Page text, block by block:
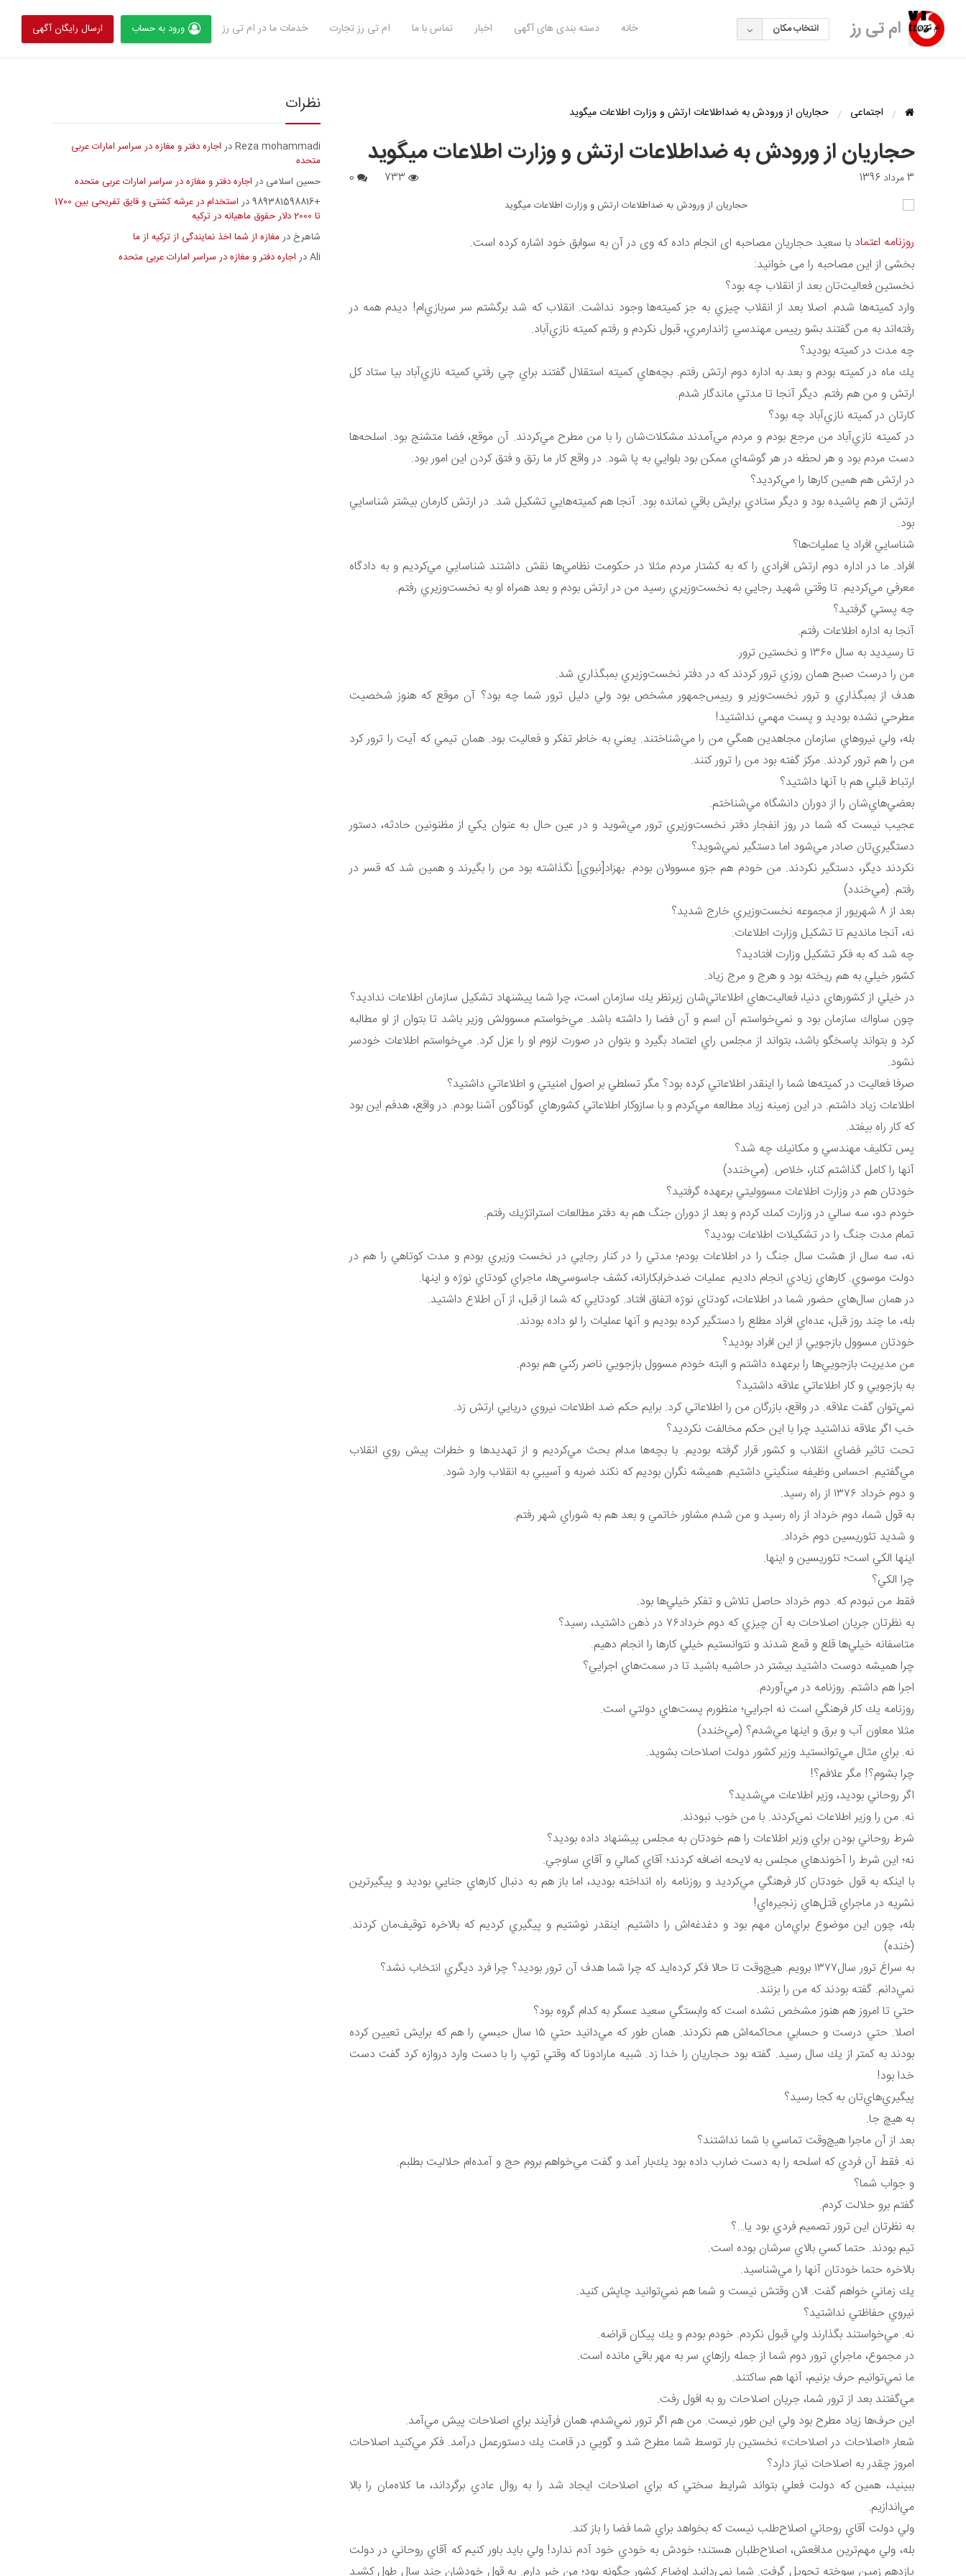
ام تی رز انتخاب مکان خانه دسته بندی های آگهی اخبار تماس با ما ام تی رز تجارت خدمات ما در ام تی رز ورود به حساب ارسال رایگان آگهی
اجتماعی حجاریان از ورودش به ضداطلاعات ارتش و وزارت اطلاعات میگوید
حجاریان از ورودش به ضداطلاعات ارتش و وزارت اطلاعات میگوید
3 مرداد 1396
روزنامه اعتماد با سعید حجاریان مصاحبه ای انجام داده که وی در آن به سوابق خود اشاره کرده است.
بخشی از این مصاحبه را می خوانید:
نخستين فعاليت‌تان بعد از انقلاب چه بود؟
وارد كميته‌ها شدم. اصلا بعد از انقلاب چيزي به جز كميته‌ها وجود نداشت. انقلاب كه شد برگشتم سر سربازي‌ام! ديدم همه در
رفته‌اند به من گفتند بشو رييس مهندسي ژاندارمري، قبول نكردم و رفتم كميته نازي‌آباد.
چه مدت در كميته بوديد؟
يك ماه در كميته بودم و بعد به اداره دوم ارتش رفتم. بچه‌هاي كميته استقلال گفتند براي چي رفتي كميته نازي‌آباد بيا ستاد كل
ارتش و من هم رفتم. ديگر آنجا تا مدتي ماندگار شدم.
كارتان در كميته نازي‌آباد چه بود؟
در كميته نازي‌آباد من مرجع بودم و مردم مي‌آمدند مشكلات‌شان را با من مطرح مي‌كردند. آن موقع، فضا متشنج بود. اسلحه‌ها
دست مردم بود و هر لحظه در هر گوشه‌اي ممكن بود بلوايي به پا شود. در واقع كار ما رتق و فتق كردن اين امور بود.
در ارتش هم همين كارها را مي‌كرديد؟
ارتش از هم پاشيده بود و ديگر ستادي برايش باقي نمانده بود. آنجا هم كميته‌هايي تشكيل شد. در ارتش كارمان بيشتر شناسايي
بود.
شناسايي افراد يا عمليات‌ها؟
افراد. ما در اداره دوم ارتش افرادي را كه به كشتار مردم مثلا در حكومت نظامي‌ها نقش داشتند شناسايي مي‌كرديم و به دادگاه
معرفي مي‌كرديم. تا وقتي شهيد رجايي به نخست‌وزيري رسيد من در ارتش بودم و بعد همراه او به نخست‌وزيري رفتم.
چه پستي گرفتيد؟
آنجا به اداره اطلاعات رفتم.
تا رسيديد به سال ١٣٦٠ و نخستين ترور.
من را درست صبح همان روزي ترور كردند كه در دفتر نخست‌وزيري بمبگذاري شد.
هدف از بمبگذاري و ترور نخست‌‌وزير و رييس‌جمهور مشخص بود ولي دليل ترور شما چه بود؟ آن موقع كه هنوز شخصيت
مطرحي نشده بوديد و پست مهمي نداشتيد!
بله، ولي نيروهاي سازمان مجاهدين همگي من را مي‌شناختند. يعني به خاطر تفكر و فعاليت بود. همان تيمي كه آيت را ترور كرد
من را هم ترور كردند. مركز گفته بود من را ترور كنند.
ارتباط قبلي هم با آنها داشتيد؟
بعضي‌هاي‌شان را از دوران دانشگاه مي‌شناختم.
عجيب نيست كه شما در روز انفجار دفتر نخست‌وزيري ترور مي‌شويد و در عين حال به عنوان يكي از مظنونين حادثه، دستور
دستگيري‌تان صادر مي‌شود اما دستگير نمي‌شويد؟
نكردند ديگر، دستگير نكردند. من خودم هم جزو مسوولان بودم. بهزاد[نبوي] نگذاشته بود من را بگيرند و همين شد كه قسر در
رفتم. (مي‌خندد)
بعد از ٨ شهريور از مجموعه نخست‌وزيري خارج شديد؟
نه، آنجا مانديم تا تشكيل وزارت اطلاعات.
چه شد كه به فكر تشكيل وزارت افتاديد؟
كشور خيلي به هم ريخته بود و هرج و مرج زياد.
در خيلي از كشورهاي دنيا، فعاليت‌هاي اطلاعاتي‌شان زيرنظر يك سازمان است، چرا شما پيشنهاد تشكيل سازمان اطلاعات نداديد؟
چون ساواك سازمان بود و نمي‌خواستم آن اسم و آن فضا را داشته باشد. مي‌خواستم مسوولش وزير باشد تا بتوان از او مطالبه
كرد و بتواند پاسخگو باشد، بتواند از مجلس راي اعتماد بگيرد و بتوان در صورت لزوم او را عزل كرد. مي‌خواستم اطلاعات خودسر
نشود.
صرفا فعاليت در كميته‌ها شما را اينقدر اطلاعاتي كرده بود؟ مگر تسلطي بر اصول امنيتي و اطلاعاتي داشتيد؟
اطلاعات زياد داشتم. در اين زمينه زياد مطالعه مي‌كردم و با سازوكار اطلاعاتي كشورهاي گوناگون آشنا بودم. در واقع، هدفم اين بود
كه كار راه بيفتد.
پس تكليف مهندسي و مكانيك چه شد؟
آنها را كامل گذاشتم كنار، خلاص. (مي‌خندد)
خودتان هم در وزارت اطلاعات مسووليتي برعهده گرفتيد؟
خودم دو، سه سالي در وزارت كمك كردم و بعد از دوران جنگ هم به دفتر مطالعات استراتژيك رفتم.
تمام مدت جنگ را در تشكيلات اطلاعات بوديد؟
نه، سه سال از هشت سال جنگ را در اطلاعات بودم؛ مدتي را در كنار رجايي در نخست وزيري بودم و مدت كوتاهي را هم در
دولت موسوي. كارهاي زيادي انجام داديم. عمليات ضدخرابكارانه، كشف جاسوسي‌ها، ماجراي كودتاي نوژه و اينها.
در همان سال‌هاي حضور شما در اطلاعات، كودتاي نوژه اتفاق افتاد. كودتايي كه شما از قبل، از آن اطلاع داشتيد.
بله، ما چند روز قبل، عده‌اي افراد مطلع را دستگير كرده بوديم و آنها عمليات را لو داده بودند.
خودتان مسوول بازجويي از اين افراد بوديد؟
من مديريت بازجويي‌ها را برعهده داشتم و البته خودم مسوول بازجويي ناصر ركني هم بودم.
به بازجويي و كار اطلاعاتي علاقه داشتيد؟
نمي‌توان گفت علاقه. در واقع، بازرگان من را اطلاعاتي كرد. برايم حكم ضد اطلاعات نيروي دريايي ارتش زد.
خب اگر علاقه نداشتيد چرا با اين حكم مخالفت نكرديد؟
تحت تاثير فضاي انقلاب و كشور قرار گرفته بوديم. با بچه‌ها مدام بحث مي‌كرديم و از تهديدها و خطرات پيش روي انقلاب
مي‌گفتيم. احساس وظيفه سنگيني داشتيم. هميشه نگران بوديم كه نكند ضربه و آسيبي به انقلاب وارد شود.
و دوم خرداد ١٣٧٦ از راه رسيد.
به قول شما، دوم خرداد از راه رسيد و من شدم مشاور خاتمي و بعد هم به شوراي شهر رفتم.
و شديد تئوريسين دوم خرداد.
اينها الكي است؛ تئوريسين و اينها.
چرا الكي؟
فقط من نبودم كه. دوم خرداد حاصل تلاش و تفكر خيلي‌ها بود.
به نظرتان جريان اصلاحات به آن چيزي كه دوم خرداد٧٦ در ذهن داشتيد، رسيد؟
متاسفانه خيلي‌ها قلع و قمع شدند و نتوانستيم خيلي كارها را انجام دهيم.
چرا هميشه دوست داشتيد بيشتر در حاشيه باشيد تا در سمت‌هاي اجرايي؟
اجرا هم داشتم. روزنامه در مي‌آوردم.
روزنامه يك كار فرهنگي است نه اجرايي؛ منظورم پست‌هاي دولتي است.
مثلا معاون آب و برق و اينها مي‌شدم؟ (مي‌خندد)
نه. براي مثال مي‌توانستيد وزير كشور دولت اصلاحات بشويد.
چرا بشوم؟! مگر علافم؟!
اگر روحاني بوديد، وزير اطلاعات مي‌شديد؟
نه. من را وزير اطلاعات نمي‌كردند. با من خوب نبودند.
شرط روحاني بودن براي وزير اطلاعات را هم خودتان به مجلس پيشنهاد داده بوديد؟
نه؛ اين شرط را آخوندهاي مجلس به لايحه اضافه كردند؛ آقاي كمالي و آقاي ساوجي.
با اينكه به قول خودتان كار فرهنگي مي‌كرديد و روزنامه راه انداخته بوديد، اما باز هم به دنبال كارهاي جنايي بوديد و پيگيرترين
نشريه در ماجراي قتل‌هاي زنجيره‌اي!
بله، چون اين موضوع براي‌مان مهم بود و دغدغه‌اش را داشتيم. اينقدر نوشتيم و پيگيري كرديم كه بالاخره توقيف‌مان كردند.
(خنده)
به سراغ ترور سال١٣٧٧ برويم. هيچ‌وقت تا حالا فكر كرده‌ايد كه چرا شما هدف آن ترور بوديد؟ چرا فرد ديگري انتخاب نشد؟
نمي‌دانم. گفته بودند كه من را بزنند.
حتي تا امروز هم هنوز مشخص نشده است كه وابستگي سعيد عسگر به كدام گروه بود؟
اصلا. حتي درست و حسابي محاكمه‌اش هم نكردند. همان طور كه‌ مي‌دانيد حتي ١٥ سال حبسي را هم كه برايش تعيين كرده
بودند به كمتر از يك سال رسيد. گفته بود حجاريان را خدا زد. شبيه مارادونا كه وقتي توپ را با دست وارد دروازه كرد گفت دست
خدا بود!
پيگيري‌هاي‌تان به كجا رسيد؟
به هيچ جا.
بعد از آن ماجرا هيچ‌وقت تماسي با شما نداشتند؟
نه. فقط آن فردي كه اسلحه را به دست ضارب داده بود يك‌بار آمد و گفت مي‌خواهم بروم حج و آمده‌ام حلاليت بطلبم.
و جواب شما؟
گفتم برو حلالت كردم.
به نظرتان اين ترور تصميم فردي بود يا…؟
تيم بودند. حتما كسي بالاي سرشان بوده است.
بالاخره حتما خودتان آنها را مي‌شناسيد.
يك زماني خواهم گفت. الان وقتش نيست و شما هم نمي‌توانيد چاپش كنيد.
نيروي حفاظتي نداشتيد؟
نه. مي‌خواستند بگذارند ولي قبول نكردم. خودم بودم و يك پيكان قراضه.
در مجموع، ماجراي ترور دوم شما از جمله رازهاي سر به مهر باقي مانده است.
ما نمي‌توانيم حرف بزنيم، آنها هم ساكتند.
مي‌گفتند بعد از ترور شما، جريان اصلاحات رو به افول رفت.
اين حرف‌ها زياد مطرح بود ولي اين طور نيست. من هم اگر ترور نمي‌شدم، همان فرآيند براي اصلاحات پيش مي‌آمد.
شعار «اصلاحات در اصلاحات» نخستين بار توسط شما مطرح شد و گويي در قامت يك دستورعمل درآمد. فكر مي‌كنيد اصلاحات
امروز چقدر به اصلاحات نياز دارد؟
ببينيد، همين كه دولت فعلي بتواند شرايط سختي كه براي اصلاحات ايجاد شد را به روال عادي برگرداند، ما كلاه‌مان را بالا
مي‌اندازيم.
ولي دولت آقاي روحاني اصلاح‌طلب نيست كه بخواهد براي شما فضا را باز كند.
بله، ولي مهم‌ترين مدافعش، اصلاح‌طلبان هستند؛ خودش به خودي خود آدم ندارد! ولي بايد باور كنيم كه آقاي روحاني در دولت
يازدهم زمين سوخته تحويل گرفت. شما نمي‌دانيد اوضاع كشور چگونه بود؛ من خبر دارم. به قول خودشان چند سال طول كشيد
نظرات
Reza mohammadiدر اجاره دفتر و مغازه در سراسر امارات عربی
متحده
حسین اسلامی در اجاره دفتر و مغازه در سراسر امارات عربی متحده
+989381598816
در
استخدام در عرشه کشتی و قایق تفریحی بین 1700
تا 2000 دلار حقوق ماهیانه در ترکیه
شاهرخ در مغازه از شما اخذ نمایندگی از ترکیه از ما
Aliدر اجاره دفتر و مغازه در سراسر امارات عربی متحده